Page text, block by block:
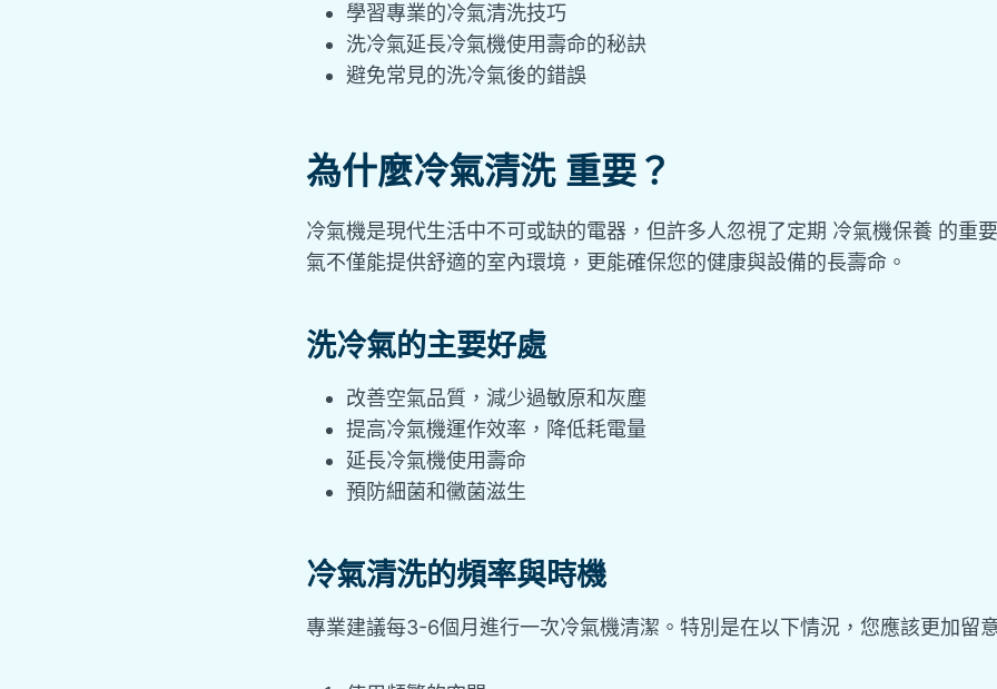
學習專業的冷氣清洗技巧
洗冷氣延長冷氣機使用壽命的秘訣
避免常見的洗冷氣後的錯誤
為什麼冷氣清洗 重要？
冷氣機是現代生活中不可或缺的電器，但許多人忽視了定期 冷氣機保養 的重
氣不僅能提供舒適的室內環境，更能確保您的健康與設備的長壽命。
洗冷氣的主要好處
改善空氣品質，減少過敏原和灰塵
提高冷氣機運作效率，降低耗電量
延長冷氣機使用壽命
預防細菌和黴菌滋生
冷氣清洗的頻率與時機
專業建議每3-6個月進行一次冷氣機清潔。特別是在以下情況，您應該更加留